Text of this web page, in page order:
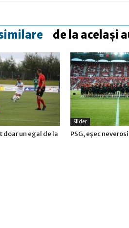
de la același
doar un egal de la
Slider
PSG, eşec